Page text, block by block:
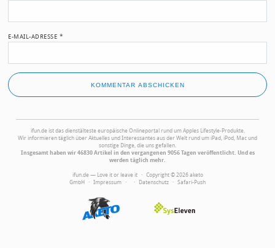
E-MAIL-ADRESSE *
ifun.de ist das dienstälteste europäische Onlineportal rund um Apples Lifestyle-Produkte.
Wir informieren täglich über Aktuelles und Interessantes aus der Welt rund um iPad, iPod, Mac und
sonstige Dinge, die uns gefallen.
Insgesamt haben wir 46830 Artikel in den vergangenen 9056 Tagen veröffentlicht. Und es
werden täglich mehr.
ifun.de — Love it or leave it · Copyright © 2026 aketo
GmbH · Impressum · · Datenschutz · Safari-Push